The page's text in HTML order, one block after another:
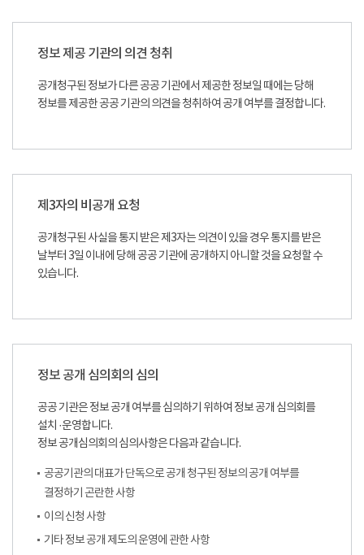
정보 제공 기관의 의견 청취
공개청구된 정보가 다른 공공 기관에서 제공한 정보일 때에는 당해
정보를 제공한 공공 기관의 의견을 청취하여 공개 여부를 결정합니다.
제3자의 비공개 요청
공개청구된 사실을 통지 받은 제3자는 의견이 있을 경우 통지를 받은
날부터 3일 이내에 당해 공공 기관에 공개하지 아니할 것을 요청할 수
있습니다.
정보 공개 심의회의 심의
공공 기관은 정보 공개 여부를 심의하기 위하여 정보 공개 심의회를
설치 ·운영합니다.
정보 공개심의회의 심의사항은 다음과 같습니다.
공공기관의 대표가 단독으로 공개 청구된 정보의 공개 여부를
결정하기 곤란한 사항
이의 신청 사항
기타 정보 공개 제도의 운영에 관한 사항